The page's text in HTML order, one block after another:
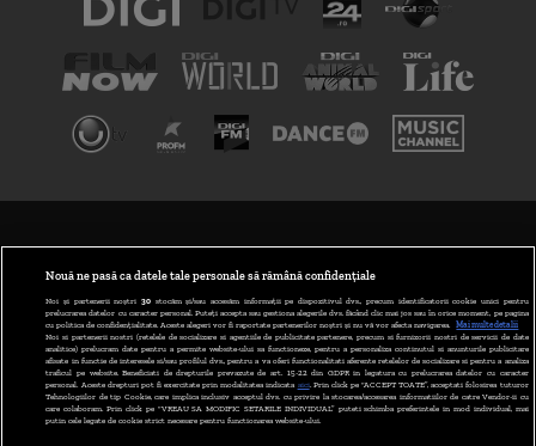
ABONARE DIGI TV
GESTIONAȚI PREFERINȚELE
CODUL DIGI24
CAMERE WEB
Nouă ne pasă ca datele tale personale să rămână confidențiale
Noi și partenerii noștri 30stocăm și/sau accesăm informații pe dispozitivul dvs., precum identificatorii cookie unici pentru
prelucrarea datelor cu caracter personal. Puteți accepta sau gestiona alegerile dvs. făcând clic mai jos sau în orice moment, pe pagina
cu politica de confidențialitate. Aceste alegeri vor fi raportate partenerilor noștri și nu vă vor afecta navigarea.
Mai multe detalii
Noi si partenerii nostri (retelele de socializare si agentiile de publicitate partenere, precum si furnizorii nostri de servicii de date
analitice) prelucram date pentru a permite website-ului sa functioneze, pentru a personaliza continutul si anunturile publicitare
afisate in functie de interesele si/sau profilul dvs., pentru a va oferi functionalitati aferente retelelor de socializare si pentru a analiza
traficul pe website. Beneficiati de drepturile prevazute de art. 15-22 din GDPR in legatura cu prelucrarea datelor cu caracter
personal. Aceste drepturi pot fi exercitate prin modalitatea indicata aici. Prin click pe “ACCEPT TOATE”, acceptati folosirea tuturor
Tehnologiilor de tip Cookie, care implica inclusiv acceptul dvs. cu privire la stocarea/accesarea informatiilor de catre Vendor-ii cu
care colaboram. Prin click pe “VREAU SA MODIFIC SETARILE INDIVIDUAL” puteti schimba preferintele in mod individual, mai
putin cele legate de cookie strict necesare pentru functionarea website-ului.